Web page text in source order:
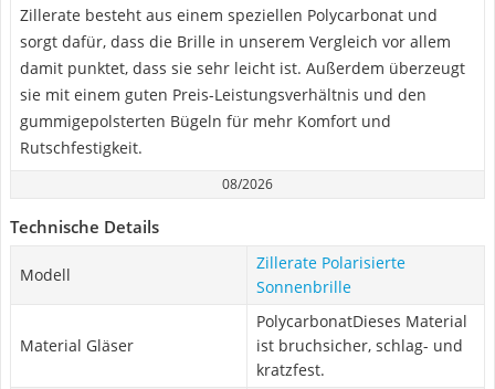
Zillerate besteht aus einem speziellen Polycarbonat und
sorgt dafür, dass die Brille in unserem Vergleich vor allem
damit punktet, dass sie sehr leicht ist. Außerdem überzeugt
sie mit einem guten Preis-Leistungsverhältnis und den
gummigepolsterten Bügeln für mehr Komfort und
Rutschfestigkeit.
08/2026
Technische Details
Modell
Zillerate Polarisierte
Sonnenbrille
Material Gläser
PolycarbonatDieses Material
ist bruchsicher, schlag- und
kratzfest.